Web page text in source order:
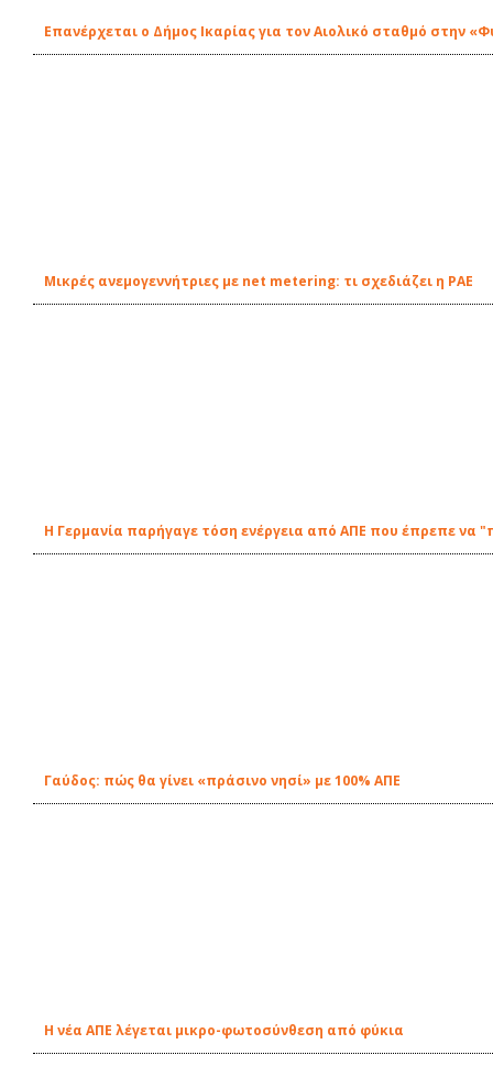
Eπανέρχεται ο Δήμος Ικαρίας για τον Αιολικό σταθμό στην
Μικρές ανεμογεννήτριες με net metering: τι σχεδιάζει η ΡΑΕ
Η Γερμανία παρήγαγε τόση ενέργεια από ΑΠΕ που έπρεπε να
Γαύδος: πώς θα γίνει «πράσινο νησί» με 100% ΑΠΕ
Η νέα ΑΠΕ λέγεται μικρο-φωτοσύνθεση από φύκια